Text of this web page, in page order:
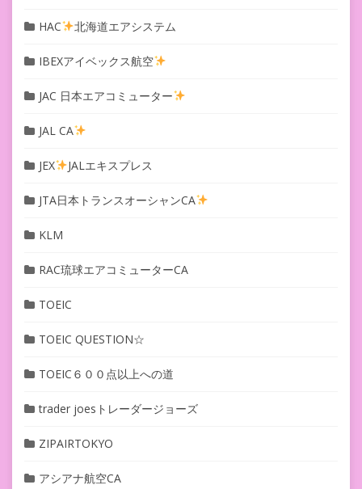
HAC 北海道エアシステム
IBEXアイベックス航空
JAC 日本エアコミューター
JAL CA
JEX JALエキスプレス
JTA日本トランスオーシャンCA
KLM
RAC琉球エアコミューターCA
TOEIC
TOEIC QUESTION☆
TOEIC６００点以上への道
trader joesトレーダージョーズ
ZIPAIRTOKYO
アシアナ航空CA